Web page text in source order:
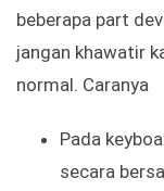
beberapa part
jangan khawatir
normal. Caranya
Pada
secara